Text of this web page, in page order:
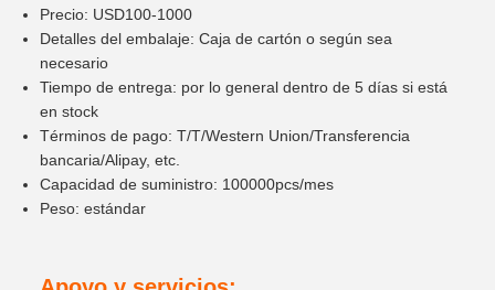
Precio: USD100-1000
Detalles del embalaje: Caja de cartón o según sea
necesario
Tiempo de entrega: por lo general dentro de 5 días si está
en stock
Términos de pago: T/T/Western Union/Transferencia
bancaria/Alipay, etc.
Capacidad de suministro: 100000pcs/mes
Peso: estándar